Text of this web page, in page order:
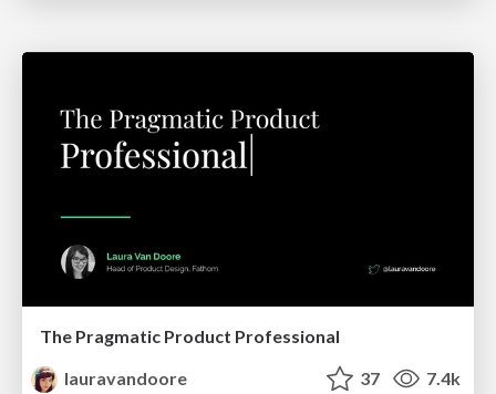
The Pragmatic Product Professional
lauravandoore
37 7.4k